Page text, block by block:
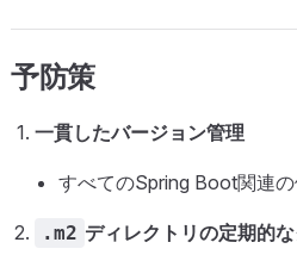
予防策
一貫したバージョン管理
すべてのSpring Boot関連
.m2 ディレクトリの定期的